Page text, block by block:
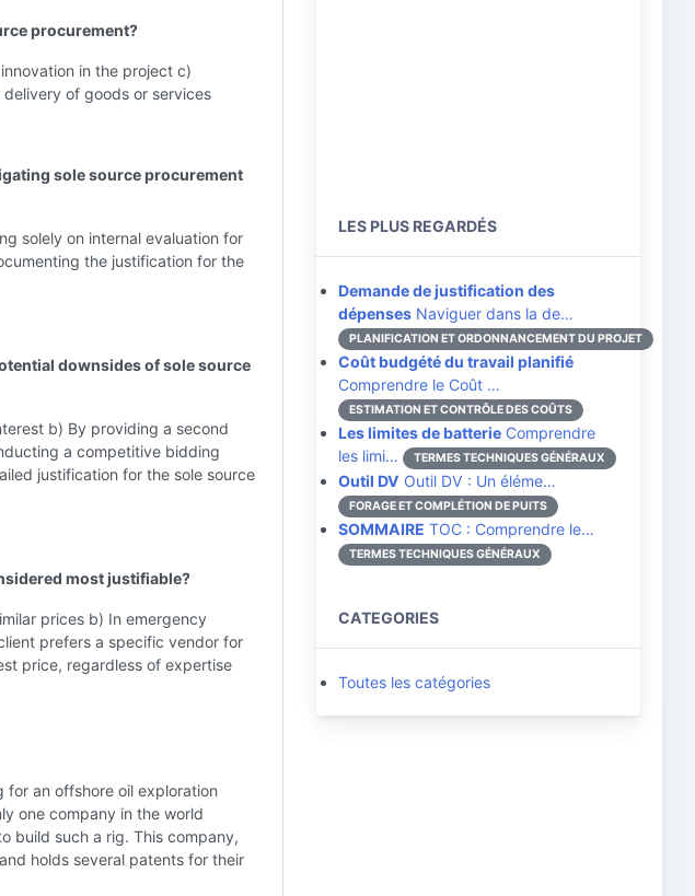
procurement?
in the project c)
of goods or services
sole source procurement
solely on internal evaluation for
the justification for the
downsides of sole source
b) By providing a second
a competitive bidding
justification for the sole source
most justifiable?
prices b) In emergency
prefers a specific vendor for
price, regardless of expertise
for an offshore oil exploration
one company in the world
build such a rig. This company,
holds several patents for their
LES PLUS REGARDÉS
Demande de justification des
dépenses Naviguer dans la de…
PLANIFICATION ET ORDONNANCEMENT DU PROJET
Coût budgété du travail planifié
Comprendre le Coût …
ESTIMATION ET CONTRÔLE DES COÛTS
Les limites de batterie Comprendre
les limi…
TERMES TECHNIQUES GÉNÉRAUX
Outil DV Outil DV : Un éléme…
FORAGE ET COMPLÉTION DE PUITS
SOMMAIRE TOC : Comprendre le…
TERMES TECHNIQUES GÉNÉRAUX
CATEGORIES
Toutes les catégories